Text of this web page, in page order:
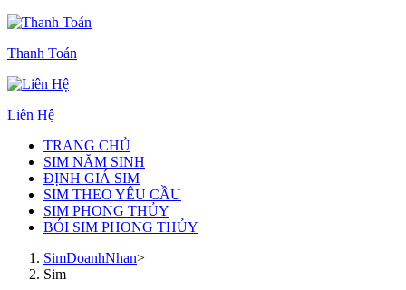
Thanh Toán
Liên Hệ
TRANG CHỦ
SIM NĂM SINH
ĐỊNH GIÁ SIM
SIM THEO YÊU CẦU
SIM PHONG THỦY
BÓI SIM PHONG THỦY
SimDoanhNhan>
Sim